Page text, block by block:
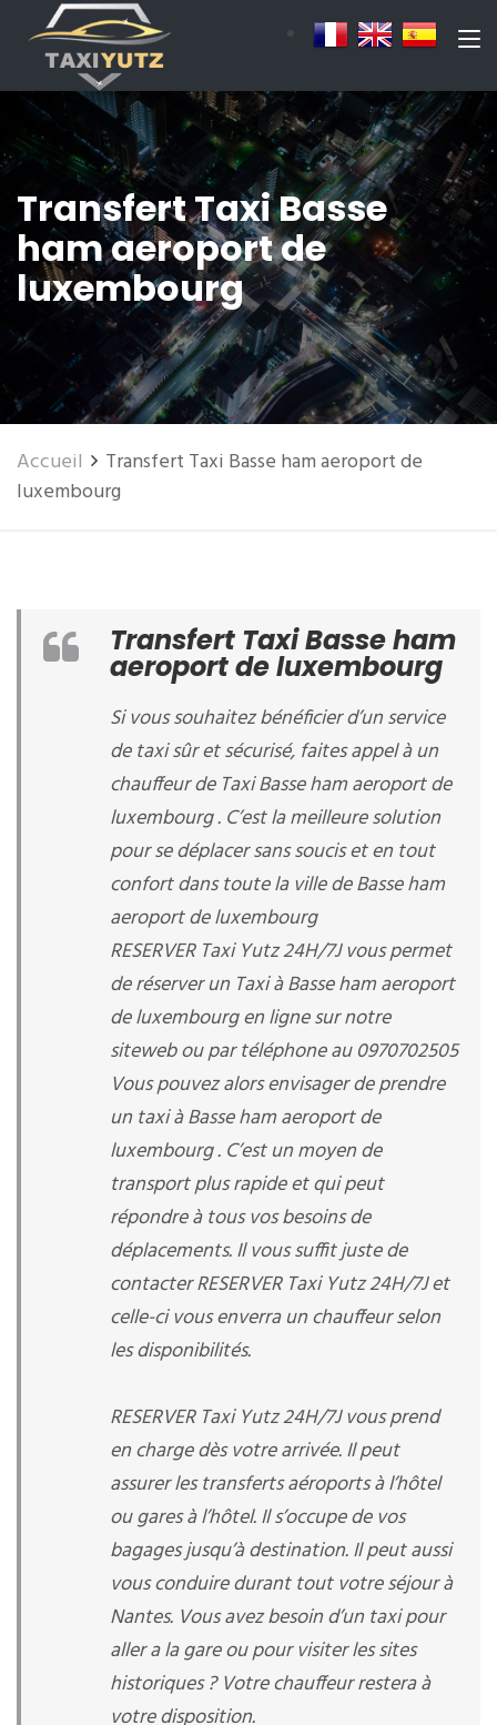
Transfert Taxi Basse
ham aeroport de
luxembourg
Accueil
Transfert Taxi Basse ham aeroport de
luxembourg
Transfert Taxi Basse ham
aeroport de luxembourg
Si vous souhaitez bénéficier d’un service
de taxi sûr et sécurisé, faites appel à un
chauffeur de Taxi Basse ham aeroport de
luxembourg . C’est la meilleure solution
pour se déplacer sans soucis et en tout
confort dans toute la ville de Basse ham
aeroport de luxembourg
RESERVER Taxi Yutz 24H/7J vous permet
de réserver un Taxi à Basse ham aeroport
de luxembourg en ligne sur notre
siteweb ou par téléphone au 0970702505
Vous pouvez alors envisager de prendre
un taxi à Basse ham aeroport de
luxembourg . C’est un moyen de
transport plus rapide et qui peut
répondre à tous vos besoins de
déplacements. Il vous suffit juste de
contacter RESERVER Taxi Yutz 24H/7J et
celle-ci vous enverra un chauffeur selon
les disponibilités.
RESERVER Taxi Yutz 24H/7J vous prend
en charge dès votre arrivée. Il peut
assurer les transferts aéroports à l’hôtel
ou gares à l’hôtel. Il s’occupe de vos
bagages jusqu’à destination. Il peut aussi
vous conduire durant tout votre séjour à
Nantes. Vous avez besoin d’un taxi pour
aller a la gare ou pour visiter les sites
historiques ? Votre chauffeur restera à
votre disposition.